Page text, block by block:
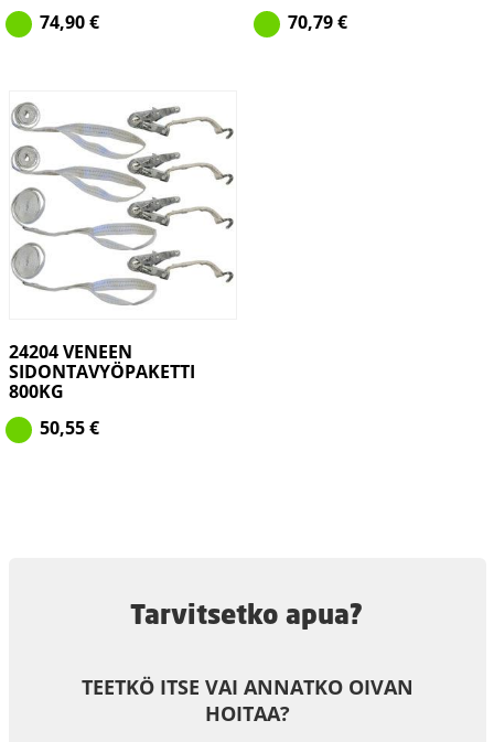
74,90€
70,79€
24204 VENEEN
SIDONTAVYÖPAKETTI
800KG
50,55€
Tarvitsetko apua?
TEETKÖ ITSE VAI ANNATKO OIVAN
HOITAA?